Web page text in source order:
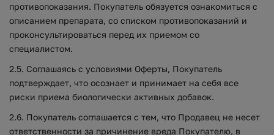
противопоказания. Покупатель обязуется ознакомиться с
описанием препарата, со списком противопоказаний и
проконсультироваться перед их приемом со
специалистом.
2.5. Соглашаясь с условиями Оферты, Покупатель
подтверждает, что осознает и принимает на себя все
риски приема биологически активных добавок.
2.6. Покупатель соглашается с тем, что Продавец не несет
ответственности за причинение вреда Покупателю, в